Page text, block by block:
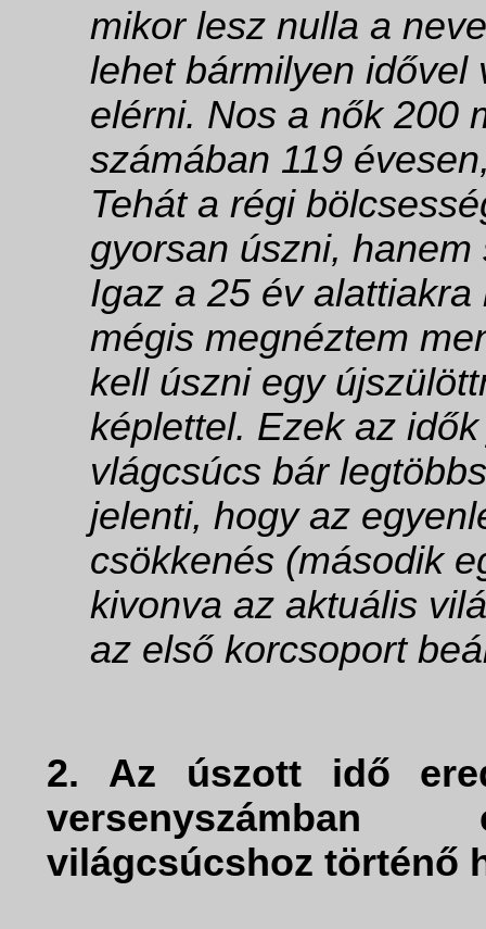
mikor lesz nulla a
lehet bármilyen idővel
elérni. Nos a nők 200
számában 119
Tehát a régi
gyorsan úszni,
Igaz a 25 év
mégis megnéztem
kell úszni egy
képlettel. Ezek az
vlágcsúcs bár
jelenti, hogy az
csökkenés (második
kivonva az aktuális
az első korcsoport
2. Az úszott idő
versenyszámban
világcsúcshoz történő